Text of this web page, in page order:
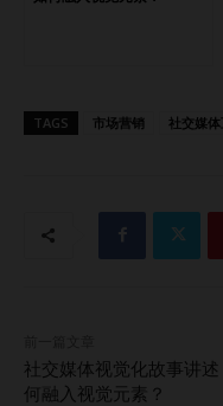
源，例如行业刊物、社交
类型的重要见解。同时
具，发现您所在领域的
社区的品牌互动。 第三
众多在线平台中，谨慎
TAGS 市场营销 社交媒
社交媒体视觉化故事讲述
何融入视觉元素？